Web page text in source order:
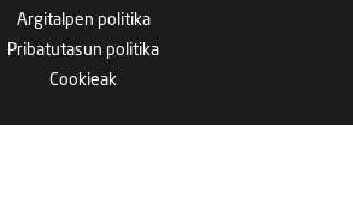
Argitalpen politika
Pribatutasun politika
Cookieak